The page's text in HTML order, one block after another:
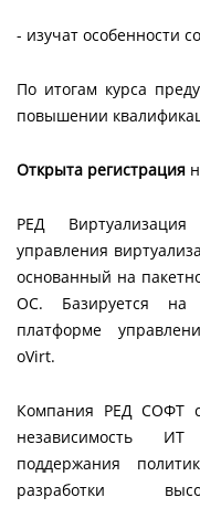
- изучат особенности
По итогам курса
повышении
Открыта регистрация
РЕД
управления
основанный на
ОС. Базируется на
платформе
oVirt.
Компания РЕД СОФТ
независимость
поддержания
разработки